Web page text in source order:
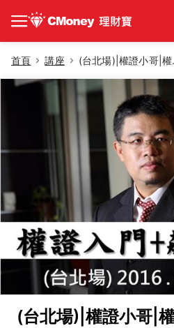
首頁 講座 (台北
(台北場)|權證小哥|